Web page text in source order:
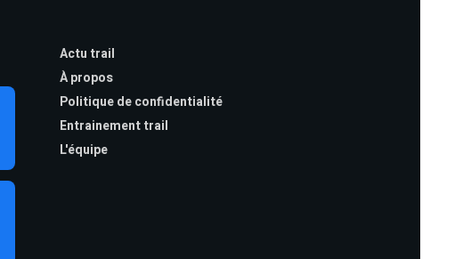
Actu trail
À propos
Politique de confidentialité
Entrainement trail
L'équipe